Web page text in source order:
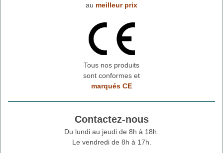
au meilleur prix
Tous nos produits
sont conformes et
marqués CE
Contactez-nous
Du lundi au jeudi de 8h à 18h.
Le vendredi de 8h à 17h.